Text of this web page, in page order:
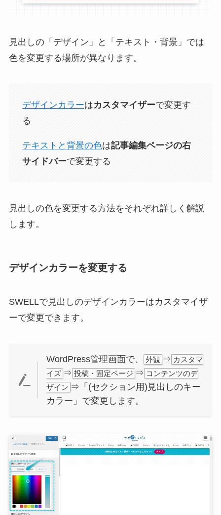
見出しの「デザイン」と「テキスト・背景」では
色を変更する場所が異なります。
デザインカラーはカスタマイザーで変更す
る
テキストと背景の色は記事編集ページの右
サイドバーで変更する
見出しの色を変更する方法をそれぞれ詳しく解説
します。
デザインカラーを変更する
SWELLで見出しのデザインカラーはカスタマイザ
ーで変更できます。
WordPress管理画面で、 外観 ⇒ カスタマ
イズ ⇒ 投稿・固定ページ ⇒ コンテンツのデ
ザイン ⇒「(セクション用)見出しのキー
カラー」で変更します。